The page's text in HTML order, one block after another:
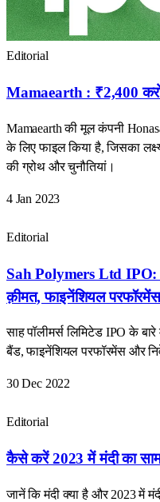
Editorial
Mamaearth : ₹2,400
Mamaearth की मूल कंपनी
के लिए फाइल किया है, जिसका
की ग्रोथ और चुनौतियां।
4 Jan 2023
Editorial
Sah Polymers Ltd IPO:
क़ीमत, फाइनेंशियल
साह पॉलीमर्स लिमिटेड IPO के
बैंड, फाइनेंशियल परफॉरमेंस और
30 Dec 2022
Editorial
कैसे करें 2023 में मंदी का
जानें कि मंदी क्या है और 2023 में